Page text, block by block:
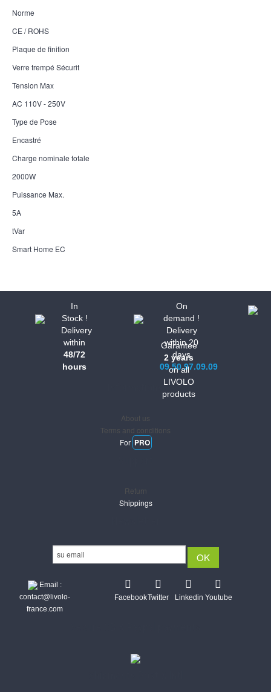
Norme
CE / ROHS
Plaque de finition
Verre trempé Sécurit
Tension Max
AC 110V - 250V
Type de Pose
Encastré
Charge nominale totale
2000W
Puissance Max.
5A
tVar
Smart Home EC
In
Stock !
Delivery
within
48/72
hours
On
demand !
Delivery
within 20
days
09.50.97.09.09
Garantee
2 years
on all
LIVOLO
products
About us
Terms and conditions
For PRO
Return
Shippings
Email :
contact@livolo-
france.com
FacebookTwitter Linkedin Youtube